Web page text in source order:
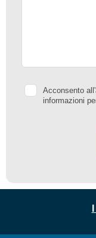
Acconsento
informazioni